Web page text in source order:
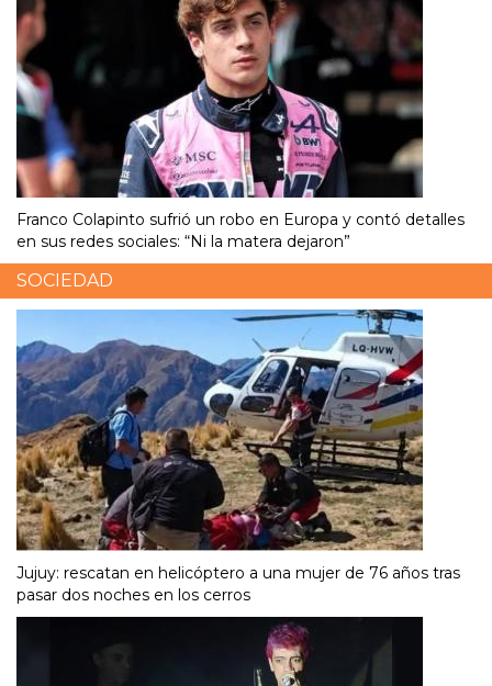
Franco Colapinto sufrió un robo en Europa y contó detalles
en sus redes sociales: “Ni la matera dejaron”
SOCIEDAD
Jujuy: rescatan en helicóptero a una mujer de 76 años tras
pasar dos noches en los cerros